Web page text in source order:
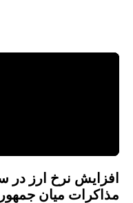
افزایش نرخ ارز در
مذاکرات میان